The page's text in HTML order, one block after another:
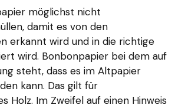
möglichst nicht
damit es von den
erkannt wird und in die richtige
wird. Bonbonpapier bei dem auf
steht, dass es im Altpapier
kann. Das gilt für
Holz. Im Zweifel auf einen Hinweis